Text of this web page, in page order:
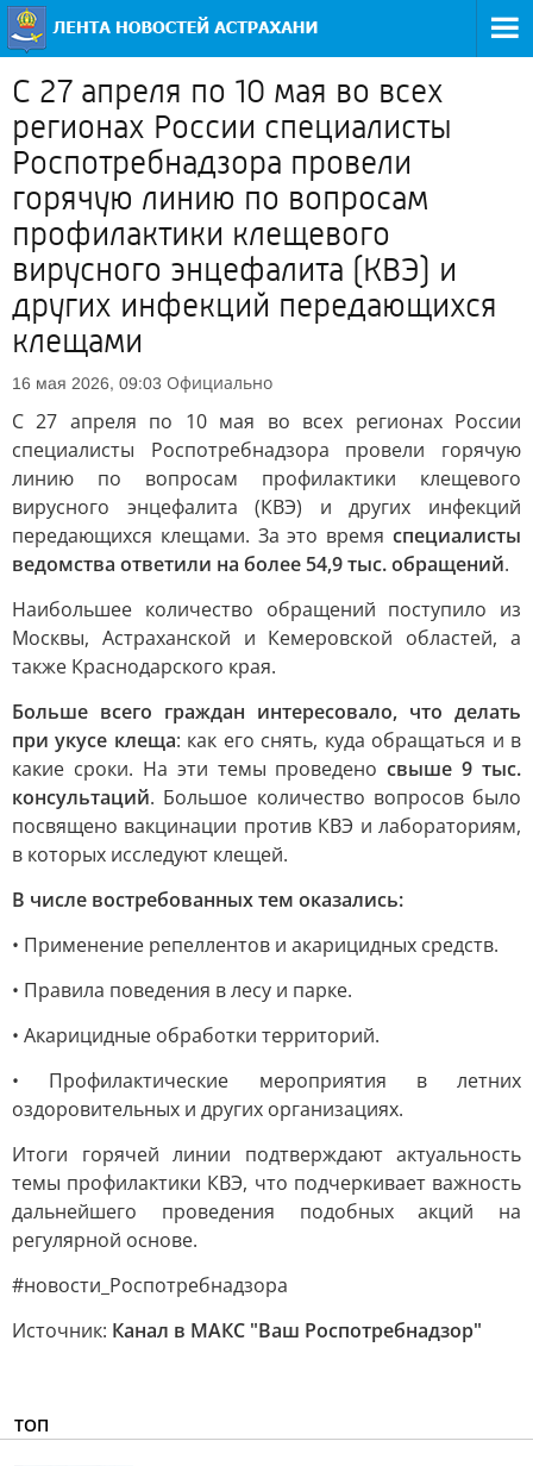
С 27 апреля по 10 мая во всех
регионах России специалисты
Роспотребнадзора провели
горячую линию по вопросам
профилактики клещевого
вирусного энцефалита (КВЭ) и
других инфекций передающихся
клещами
16 мая 2026, 09:03 Официально
С 27 апреля по 10 мая во всех регионах России
специалисты Роспотребнадзора провели горячую
линию по вопросам профилактики клещевого
вирусного энцефалита (КВЭ) и других инфекций
передающихся клещами. За это время специалисты
ведомства ответили на более 54,9 тыс. обращений.
Наибольшее количество обращений поступило из
Москвы, Астраханской и Кемеровской областей, а
также Краснодарского края.
Больше всего граждан интересовало, что делать
при укусе клеща: как его снять, куда обращаться и в
какие сроки. На эти темы проведеносвыше 9 тыс.
консультаций. Большое количество вопросов было
посвящено вакцинации против КВЭ и лабораториям,
в которых исследуют клещей.
В числе востребованных тем оказались:
• Применение репеллентов и акарицидных средств.
• Правила поведения в лесу и парке.
• Акарицидные обработки территорий.
• Профилактические мероприятия в летних
оздоровительных и других организациях.
Итоги горячей линии подтверждают актуальность
темы профилактики КВЭ, что подчеркивает важность
дальнейшего проведения подобных акций на
регулярной основе.
#новости_Роспотребнадзора
Источник: Канал в МАКС "Ваш Роспотребнадзор"
ТОП